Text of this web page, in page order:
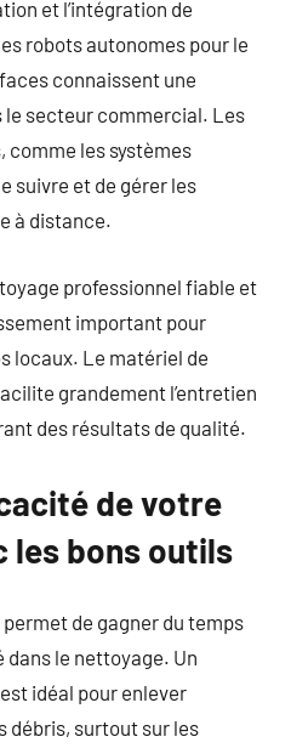
et l’intégration de
robots autonomes pour le
connaissent une
le secteur commercial. Les
comme les systèmes
suivre et de gérer les
à distance.
professionnel fiable et
important pour
locaux. Le matériel de
grandement l’entretien
des résultats de qualité.
de votre
les bons outils
de gagner du temps
dans le nettoyage. Un
idéal pour enlever
débris, surtout sur les